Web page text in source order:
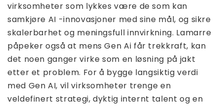
virksomheter som lykkes være de som kan
samkjøre AI -innovasjoner med sine mål, og sikre
skalerbarhet og meningsfull innvirkning. Lamarre
påpeker også at mens Gen Ai får trekkraft, kan
det noen ganger virke som en løsning på jakt
etter et problem. For å bygge langsiktig verdi
med Gen AI, vil virksomheter trenge en
veldefinert strategi, dyktig internt talent og en